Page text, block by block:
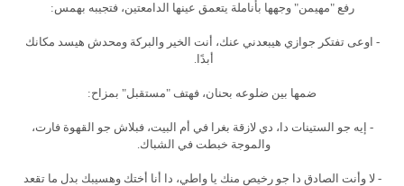
رفع "مهيمن" وجهها بأناملة يتعمق عينها الدامعتين، فتجيبه بهمس:
- اوعى تفتكر جوازي هيبعدني عنك، أنت الخير والبركة ومحدش هيسد مكانك
أبدًا.
ضمها بين ضلوعه بحنان، فهتف "مستقبل" بمزاح:
- إيه جو الستينات دا، دي لازقة بغرا في أم البيت، فبلاش جو القهوة فارت،
والموجة خبطت في الشباك.
- لا وأنت الصادق دا جو رخيص منك يا واطي، دا أنا أختك وهسيبك بدل ما تقعد